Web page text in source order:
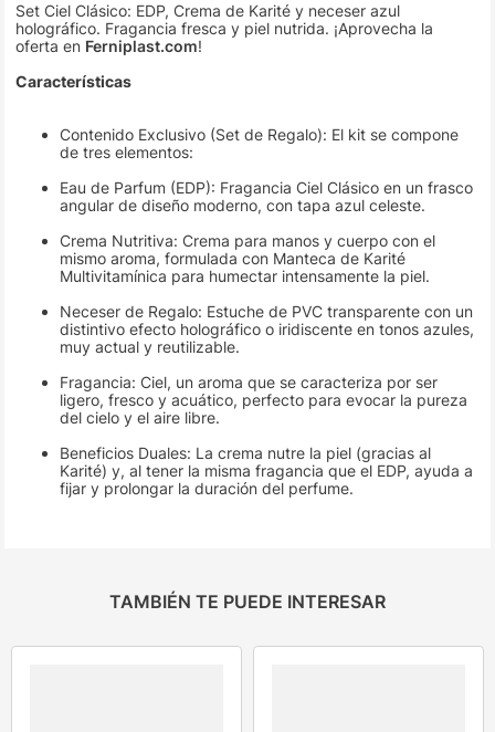
Set Ciel Clásico: EDP, Crema de Karité y neceser azul
holográfico. Fragancia fresca y piel nutrida. ¡Aprovecha la
oferta en Ferniplast.com!
Características
Contenido Exclusivo (Set de Regalo): El kit se compone
de tres elementos:
Eau de Parfum (EDP): Fragancia Ciel Clásico en un frasco
angular de diseño moderno, con tapa azul celeste.
Crema Nutritiva: Crema para manos y cuerpo con el
mismo aroma, formulada con Manteca de Karité
Multivitamínica para humectar intensamente la piel.
Neceser de Regalo: Estuche de PVC transparente con un
distintivo efecto holográfico o iridiscente en tonos azules,
muy actual y reutilizable.
Fragancia: Ciel, un aroma que se caracteriza por ser
ligero, fresco y acuático, perfecto para evocar la pureza
del cielo y el aire libre.
Beneficios Duales: La crema nutre la piel (gracias al
Karité) y, al tener la misma fragancia que el EDP, ayuda a
fijar y prolongar la duración del perfume.
TAMBIÉN TE PUEDE INTERESAR